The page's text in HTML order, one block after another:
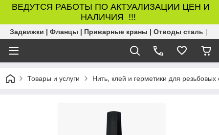
ВЕДУТСЯ РАБОТЫ ПО АКТУАЛИЗАЦИИ ЦЕН И
НАЛИЧИЯ !!!
Задвижки | Фланцы | Приварные краны | Отводы сталь |
Товары и услуги Нить, клей и герметики для